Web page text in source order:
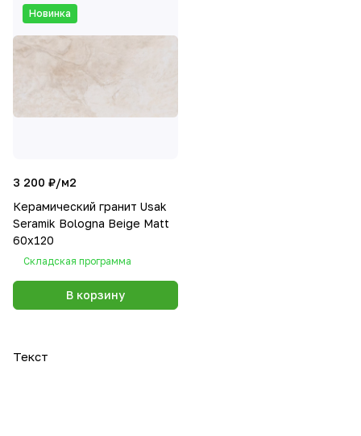
Новинка
3 200 ₽/м2
Керамический гранит Usak
Seramik Bologna Beige Matt
60x120
Складская программа
В корзину
Текст